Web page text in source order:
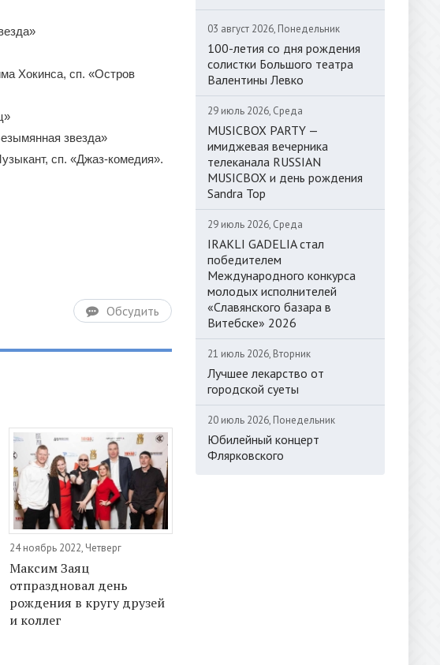
Хокинса, сп. «Остров
звезда»
сп. «Джаз-комедия».
Обсудить
24 ноябрь 2022, Четверг
Максим Заяц
отпраздновал день
рождения в кругу друзей
и коллег
03 август 2026, Понедельник
100-летия со дня рождения
солистки Большого театра
Валентины Левко
29 июль 2026, Среда
MUSICBOX PARTY —
имиджевая вечерника
телеканала RUSSIAN
MUSICBOX и день рождения
Sandra Top
29 июль 2026, Среда
IRAKLI GADELIA стал
победителем
Международного конкурса
молодых исполнителей
«Славянского базара в
Витебске» 2026
21 июль 2026, Вторник
Лучшее лекарство от
городской суеты
20 июль 2026, Понедельник
Юбилейный концерт
Флярковского